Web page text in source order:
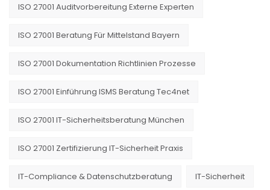
ISO 27001 Auditvorbereitung Externe Experten
ISO 27001 Beratung Für Mittelstand Bayern
ISO 27001 Dokumentation Richtlinien Prozesse
ISO 27001 Einführung ISMS Beratung Tec4net
ISO 27001 IT-Sicherheitsberatung München
ISO 27001 Zertifizierung IT-Sicherheit Praxis
IT-Compliance & Datenschutzberatung IT-Sicherheit